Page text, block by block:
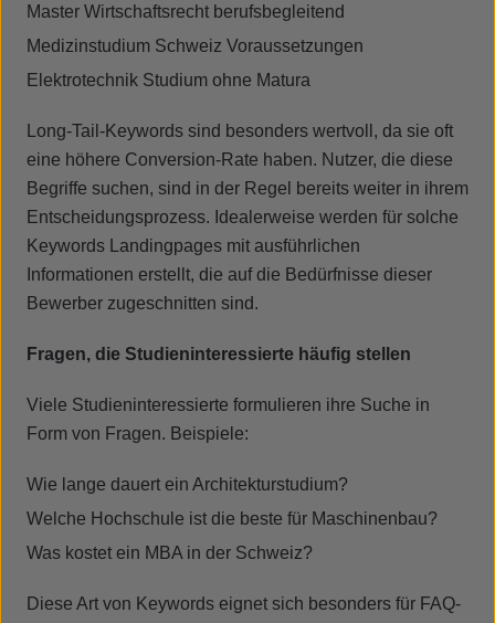
Master Wirtschaftsrecht berufsbegleitend
Medizinstudium Schweiz Voraussetzungen
Elektrotechnik Studium ohne Matura
Long-Tail-Keywords sind besonders wertvoll, da sie oft
eine höhere Conversion-Rate haben. Nutzer, die diese
Begriffe suchen, sind in der Regel bereits weiter in ihrem
Entscheidungsprozess. Idealerweise werden für solche
Keywords Landingpages mit ausführlichen
Informationen erstellt, die auf die Bedürfnisse dieser
Bewerber zugeschnitten sind.
Fragen, die Studieninteressierte häufig stellen
Viele Studieninteressierte formulieren ihre Suche in
Form von Fragen. Beispiele:
Wie lange dauert ein Architekturstudium?
Welche Hochschule ist die beste für Maschinenbau?
Was kostet ein MBA in der Schweiz?
Diese Art von Keywords eignet sich besonders für FAQ-